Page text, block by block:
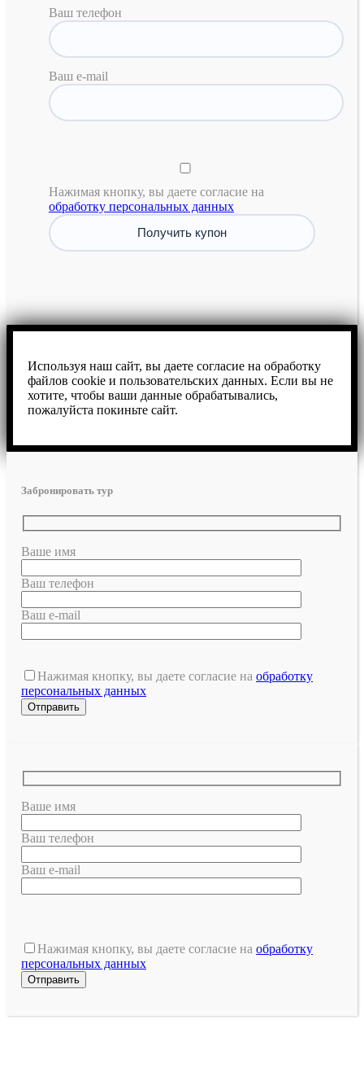
Ваш телефон
Ваш e-mail
Нажимая кнопку, вы даете согласие на
обработку персональных данных
Используя наш сайт, вы даете согласие на обработку
файлов cookie и пользовательских данных. Если вы не
хотите, чтобы ваши данные обрабатывались,
пожалуйста покиньте сайт.
Забронировать тур
Ваше имя
Ваш телефон
Ваш e-mail
Нажимая кнопку, вы даете согласие на обработку
персональных данных
Ваше имя
Ваш телефон
Ваш e-mail
это
поле
пустым.
Нажимая кнопку, вы даете согласие на обработку
персональных данных